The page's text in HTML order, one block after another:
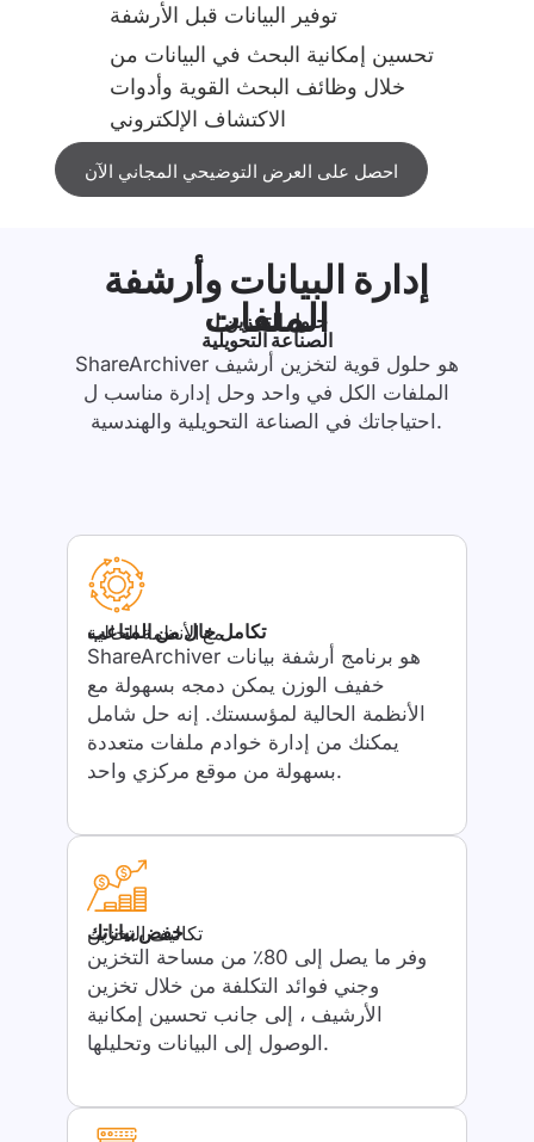
توفير البيانات قبل الأرشفة
تحسين إمكانية البحث في البيانات من
خلال وظائف البحث القوية وأدوات
الاكتشاف الإلكتروني
احصل على العرض التوضيحي المجاني الآن
إدارة البيانات وأرشفة
الملفات
حلول التخزين ل
الصناعة التحويلية
ShareArchiver هو حلول قوية لتخزين أرشيف
الملفات الكل في واحد وحل إدارة مناسب ل
احتياجاتك في الصناعة التحويلية والهندسية.
تكامل خال من المتاعب
مع الأنظمة الحالية
ShareArchiver هو برنامج أرشفة بيانات
خفيف الوزن يمكن دمجه بسهولة مع
الأنظمة الحالية لمؤسستك. إنه حل شامل
يمكنك من إدارة خوادم ملفات متعددة
بسهولة من موقع مركزي واحد.
خفض بياناتك
تكاليف التخزين
وفر ما يصل إلى 80٪ من مساحة التخزين
وجني فوائد التكلفة من خلال تخزين
الأرشيف ، إلى جانب تحسين إمكانية
الوصول إلى البيانات وتحليلها.